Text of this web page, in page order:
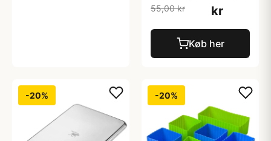
55,00 kr
kr
Køb her
-20% -20%